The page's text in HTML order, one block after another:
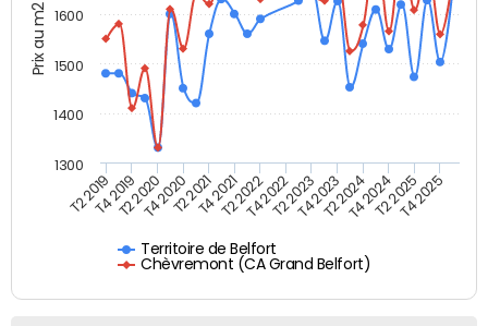
Prix au m2
Territoire de Belfort
Chèvremont (CA Grand Belfort)
T2 2019T4 2019T2 2020T4 2020T2 2021T4 2021T2 2022T4 2022T2 2023T4 2023T2 2024T4 2024T2 2025T4 2025
1300
1400
1500
1600